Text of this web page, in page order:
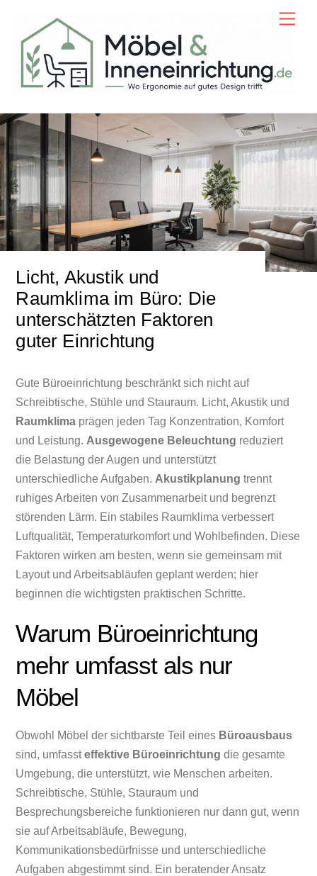
content
Licht, Akustik und
Raumklima im Büro: Die
unterschätzten Faktoren
guter Einrichtung
Gute Büroeinrichtung beschränkt sich nicht auf
Schreibtische, Stühle und Stauraum. Licht, Akustik und
Raumklima prägen jeden Tag Konzentration, Komfort
und Leistung. Ausgewogene Beleuchtung reduziert
die Belastung der Augen und unterstützt
unterschiedliche Aufgaben. Akustikplanung trennt
ruhiges Arbeiten von Zusammenarbeit und begrenzt
störenden Lärm. Ein stabiles Raumklima verbessert
Luftqualität, Temperaturkomfort und Wohlbefinden. Diese
Faktoren wirken am besten, wenn sie gemeinsam mit
Layout und Arbeitsabläufen geplant werden; hier
beginnen die wichtigsten praktischen Schritte.
Warum Büroeinrichtung
mehr umfasst als nur
Möbel
Obwohl Möbel der sichtbarste Teil eines Büroausbaus
sind, umfassteffektive Büroeinrichtung die gesamte
Umgebung, die unterstützt, wie Menschen arbeiten.
Schreibtische, Stühle, Stauraum und
Besprechungsbereiche funktionieren nur dann gut, wenn
sie auf Arbeitsabläufe, Bewegung,
Kommunikationsbedürfnisse und unterschiedliche
Aufgaben abgestimmt sind. Ein beratender Ansatz